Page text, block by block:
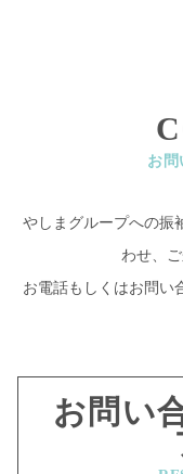
お
やしまグループへの振
わせ、
お電話もしくはお問い
お問い